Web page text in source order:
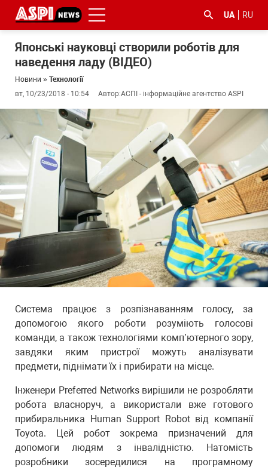
UA RU
Японські науковці створили роботів для
наведення ладу (ВІДЕО)
Новини » Технології
вт, 10/23/2018 - 10:54
Автор:АСПІ - інформаційне агентство ASPI
Система працює з розпізнаванням голосу, за
допомогою якого роботи розуміють голосові
команди, а також технологіями комп’ютерного зору,
завдяки яким пристрої можуть аналізувати
предмети, піднімати їх і прибирати на місце.
Інженери Preferred Networks вирішили не розробляти
робота власноруч, а використали вже готового
прибиральника Human Support Robot від компанії
Toyota. Цей робот зокрема призначений для
допомоги людям з інвалідністю. Натомість
розробники зосередилися на програмному
#ООС
#боротьба
корупцією
#Київ #коронавірус